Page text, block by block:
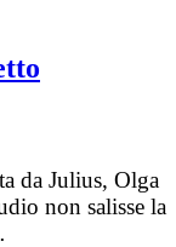
da Julius, Olga
non salisse la